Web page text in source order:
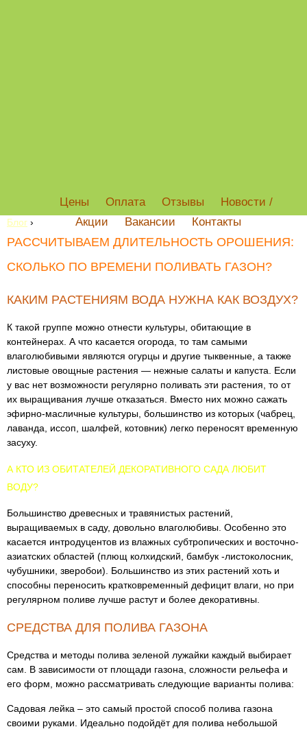
Цены Оплата Отзывы
Новости /
Акции
Вакансии Контакты
Блог ›
РАССЧИТЫВАЕМ ДЛИТЕЛЬНОСТЬ ОРОШЕНИЯ:
СКОЛЬКО ПО ВРЕМЕНИ ПОЛИВАТЬ ГАЗОН?
КАКИМ РАСТЕНИЯМ ВОДА НУЖНА КАК ВОЗДУХ?
К такой группе можно отнести культуры, обитающие в
контейнерах. А что касается огорода, то там самыми
влаголюбивыми являются огурцы и другие тыквенные, а также
листовые овощные растения — нежные салаты и капуста. Если
у вас нет возможности регулярно поливать эти растения, то от
их выращивания лучше отказаться. Вместо них можно сажать
эфирно-масличные культуры, большинство из которых (чабрец,
лаванда, иссоп, шалфей, котовник) легко переносят временную
засуху.
А КТО ИЗ ОБИТАТЕЛЕЙ ДЕКОРАТИВНОГО САДА ЛЮБИТ
ВОДУ?
Большинство древесных и травяни­стых растений,
выращиваемых в саду, довольно влаголюбивы. Особенно это
касается интродуцентов из влажных субтропических и восточно-
азиатских областей (плющ колхидский, бамбук -листоколосник,
чубушники, зверобои). Большинство из этих растений хоть и
способны переносить кратковре­менный дефицит влаги, но при
регу­лярном поливе лучше растут и более декоративны.
СРЕДСТВА ДЛЯ ПОЛИВА ГАЗОНА
Средства и методы полива зеленой лужайки каждый выбирает
сам. В зависимости от площади газона, сложности рельефа и
его форм, можно рассматривать следующие варианты полива:
Садовая лейка – это самый простой способ полива газона
своими руками. Идеально подойдёт для полива небольшой